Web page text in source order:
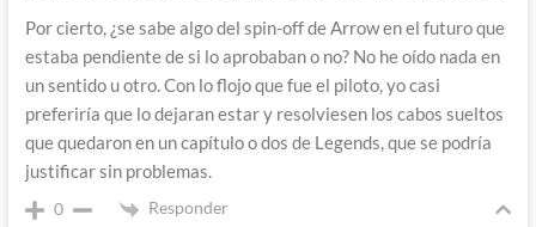
Por cierto, ¿se sabe algo del spin-off de Arrow en el futuro que
estaba pendiente de si lo aprobaban o no? No he oído nada en
un sentido u otro. Con lo flojo que fue el piloto, yo casi
preferiría que lo dejaran estar y resolviesen los cabos sueltos
que quedaron en un capítulo o dos de Legends, que se podría
justificar sin problemas.
0 Responder